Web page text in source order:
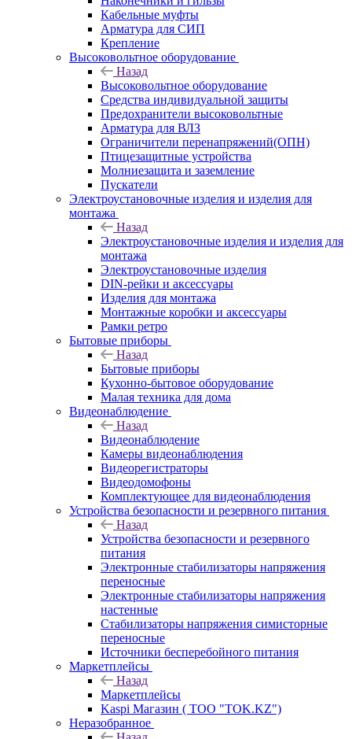
Кабельные муфты
Арматура для СИП
Крепление
Высоковольтное оборудование
Назад
Высоковольтное оборудование
Средства индивидуальной защиты
Предохранители высоковольтные
Арматура для ВЛЗ
Ограничители перенапряжений(ОПН)
Птицезащитные устройства
Молниезащита и заземление
Пускатели
Электроустановочные изделия и изделия для
монтажа
Назад
Электроустановочные изделия и изделия для
монтажа
Электроустановочные изделия
DIN-рейки и аксессуары
Изделия для монтажа
Монтажные коробки и аксессуары
Рамки ретро
Бытовые приборы
Назад
Бытовые приборы
Кухонно-бытовое оборудование
Малая техника для дома
Видеонаблюдение
Назад
Видеонаблюдение
Камеры видеонаблюдения
Видеорегистраторы
Видеодомофоны
Комплектующее для видеонаблюдения
Устройства безопасности и резервного питания
Назад
Устройства безопасности и резервного
питания
Электронные стабилизаторы напряжения
переносные
Электронные стабилизаторы напряжения
настенные
Стабилизаторы напряжения симисторные
переносные
Источники бесперебойного питания
Маркетплейсы
Назад
Маркетплейсы
Kaspi Магазин ( ТОО "TOK.KZ")
Неразобранное